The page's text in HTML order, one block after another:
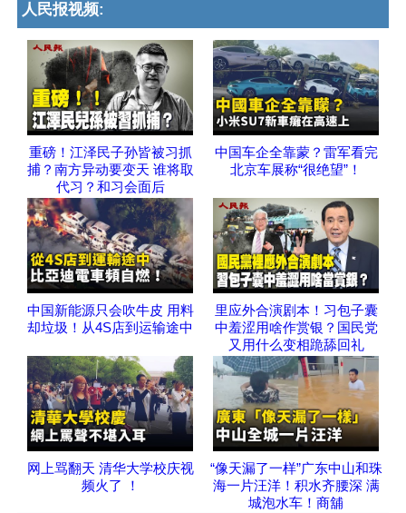
人民报视频:
重磅！江泽民子孙皆被习抓
捕？南方异动要变天 谁将取
代习？和习会面后
中国车企全靠蒙？雷军看完
北京车展称“很绝望”！
中国新能源只会吹牛皮 用料
却垃圾！从4S店到运输途中
里应外合演剧本！习包子囊
中羞涩用啥作赏银？国民党
又用什么变相跪舔回礼
网上骂翻天 清华大学校庆视
频火了 ！
“像天漏了一样”广东中山和珠
海一片汪洋！积水齐腰深 满
城泡水车！商舖